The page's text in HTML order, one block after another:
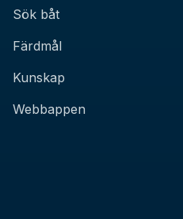
Sök båt
Färdmål
Kunskap
Webbappen